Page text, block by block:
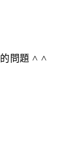
問題 ^ ^